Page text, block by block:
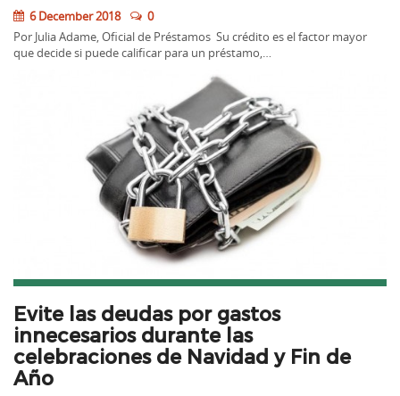
6 December 2018
0
Por Julia Adame, Oficial de Préstamos Su crédito es el factor mayor
que decide si puede calificar para un préstamo,…
Evite las deudas por gastos
innecesarios durante las
celebraciones de Navidad y Fin de
Año